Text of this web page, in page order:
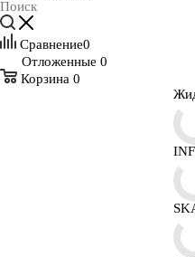
Сравнение0
Отложенные 0
Корзина 0